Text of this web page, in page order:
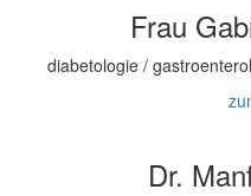
Frau
diabetologie /
Dr.